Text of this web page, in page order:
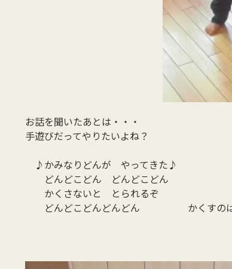
お話を聞いたあとは・・・
手遊びだってやりたいよね？
♪かみなりどんが やってきた♪
どんどこどん どんどこどん
かくさないと とられるぞ
どんどこどんどんどん かくすのは・